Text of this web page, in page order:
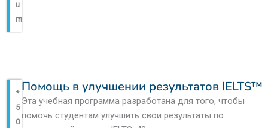
u
m
*
5
0
Помощь в улучшении результатов IELTS™
Эта учебная программа разработана для того, чтобы
помочь студентам улучшить свои результаты по